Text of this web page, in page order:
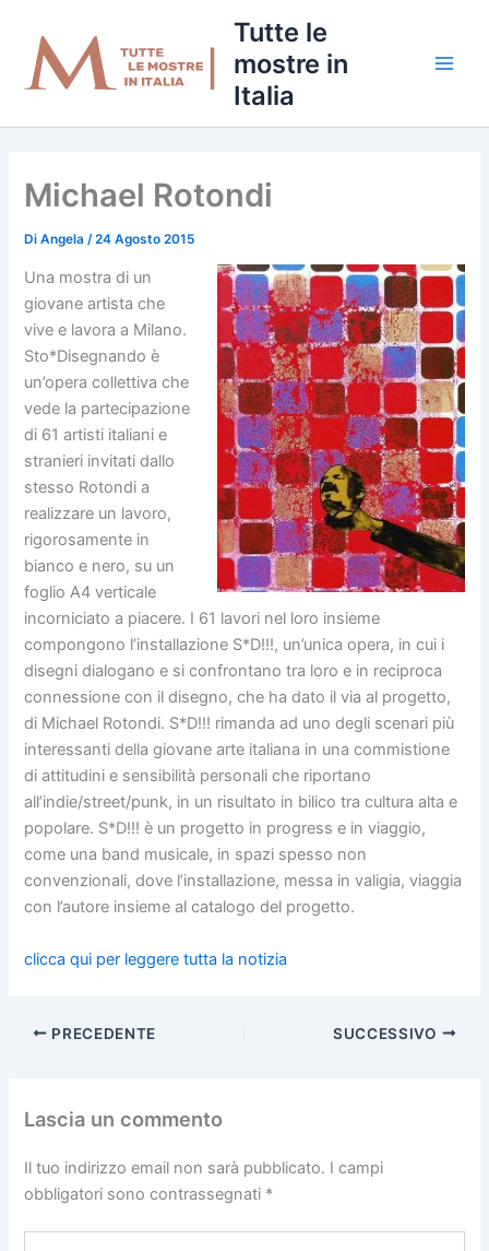
contenuto
Tutte le
mostre in
Italia
Michael Rotondi
DiAngela/24 Agosto 2015
Una mostra di un
giovane artista che
vive e lavora a Milano.
Sto*Disegnando è
un’opera collettiva che
vede la partecipazione
di 61 artisti italiani e
stranieri invitati dallo
stesso Rotondi a
realizzare un lavoro,
rigorosamente in
bianco e nero, su un
foglio A4 verticale
incorniciato a piacere. I 61 lavori nel loro insieme
compongono l’installazione S*D!!!, un’unica opera, in cui i
disegni dialogano e si confrontano tra loro e in reciproca
connessione con il disegno, che ha dato il via al progetto,
di Michael Rotondi. S*D!!! rimanda ad uno degli scenari più
interessanti della giovane arte italiana in una commistione
di attitudini e sensibilità personali che riportano
all’indie/street/punk, in un risultato in bilico tra cultura alta e
popolare. S*D!!! è un progetto in progress e in viaggio,
come una band musicale, in spazi spesso non
convenzionali, dove l’installazione, messa in valigia, viaggia
con l’autore insieme al catalogo del progetto.
clicca qui per leggere tutta la notizia
PRECEDENTE SUCCESSIVO
Lascia un commento
Il tuo indirizzo email non sarà pubblicato. I campi
obbligatori sono contrassegnati *